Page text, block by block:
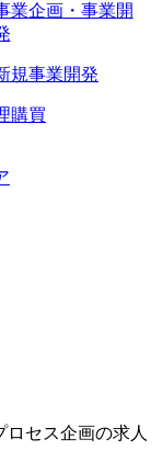
業企画・事業開
規事業開発
購買
ロセス企画の求人